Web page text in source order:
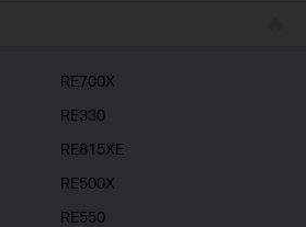
RE700X
RE330
RE815XE
RE500X
RE550